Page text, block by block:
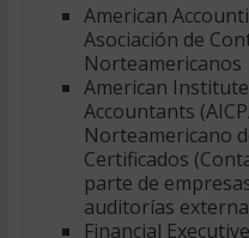
American
Asociación de
Norteamericanos
American
Accountants
Norteamericano
Certificados
parte de
auditorías
Financial